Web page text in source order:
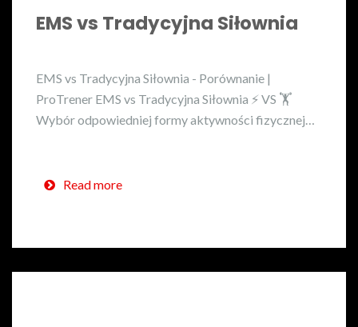
EMS vs Tradycyjna Siłownia
EMS vs Tradycyjna Siłownia - Porównanie |
ProTrener EMS vs Tradycyjna Siłownia ⚡ VS 🏋️
Wybór odpowiedniej formy aktywności fizycznej…
Read more